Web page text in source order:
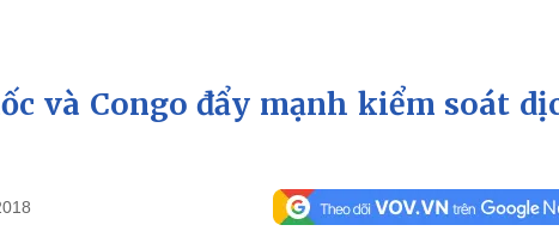
Dấu ấn VOV
Thể thao
Ô
và Congo đẩy mạnh kiểm soát